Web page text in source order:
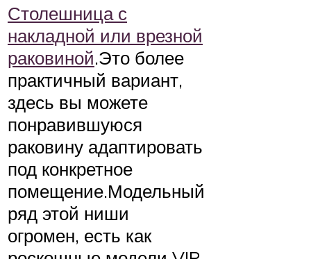
Столешница с
накладной или врезной
раковиной.Это более
практичный вариант,
здесь вы можете
понравившуюся
раковину адаптировать
под конкретное
помещение.Модельный
ряд этой ниши
огромен, есть как